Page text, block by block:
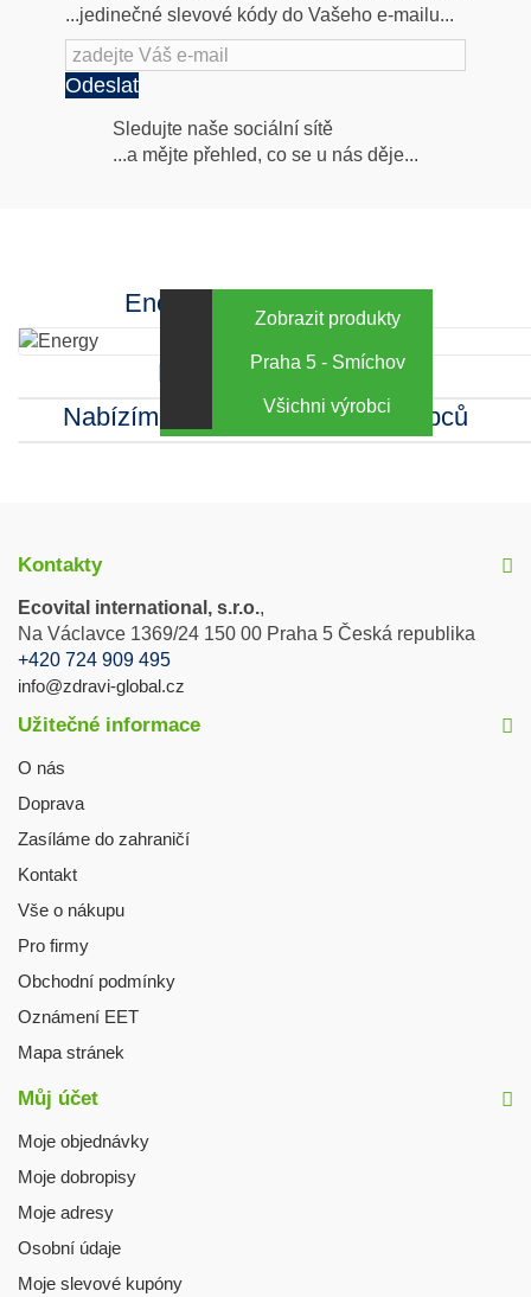
...jedinečné slevové kódy do Vašeho e-mailu...
Odeslat
Následujte
Sledujte naše sociální sítě
...a mějte přehled, co se u nás děje...
Energy za výhodné ceny
Zobrazit produkty
Kamenná prodejna
Praha 5 - Smíchov
Nabízíme sortiment mnoha výrobců
Všichni výrobci
Kontakty
Ecovital international, s.r.o.,
Na Václavce 1369/24 150 00 Praha 5 Česká republika
+420 724 909 495
info@zdravi-global.cz
Užitečné informace
O nás
Doprava
Zasíláme do zahraničí
Kontakt
Vše o nákupu
Pro firmy
Obchodní podmínky
Oznámení EET
Mapa stránek
Můj účet
Moje objednávky
Moje dobropisy
Moje adresy
Osobní údaje
Moje slevové kupóny